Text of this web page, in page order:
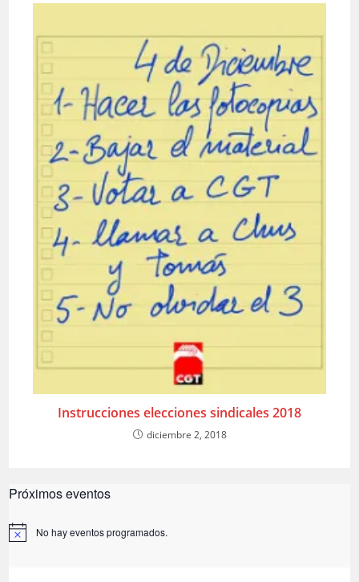
Instrucciones elecciones sindicales 2018
diciembre 2, 2018
Próximos eventos
A
No hay eventos programados.